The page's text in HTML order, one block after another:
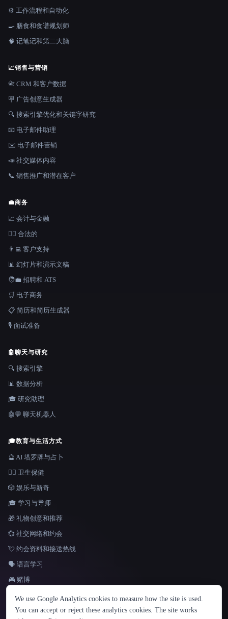
语言
English español Français Русский 简体中文
⚙️ 工作流程和自动化
🍳 膳食和食谱规划师
🧠 记笔记和第二大脑
📈销售与营销
📇 CRM 和客户数据
🪧 广告创意生成器
🔍 搜索引擎优化和关键字研究
📧 电子邮件助理
✉️ 电子邮件营销
📣 社交媒体内容
📞 销售推广和潜在客户
💼商务
📈 会计与金融
👩‍⚖️ 合法的
👨‍💻 客户支持
📊 幻灯片和演示文稿
🧑‍💼 招聘和 ATS
🛒 电子商务
📋 简历和简历生成器
🎙️ 面试准备
🤖聊天与研究
🔍 搜索引擎
📊 数据分析
🎓 研究助理
🤖💬 聊天机器人
🎓教育与生活方式
🔮 AI 塔罗牌与占卜
👩‍⚕️ 卫生保健
🎲 娱乐与新奇
🎓 学习与导师
🎁 礼物创意和推荐
💞 社交网络和约会
💘 约会资料和接送热线
🗣️ 语言学习
🎮 赌博
We use Google Analytics cookies to measure how the site is used.
You can accept or reject these analytics cookies. The site works